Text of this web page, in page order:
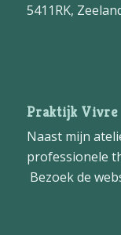
5411RK,
Praktijk Vivre
Naast mijn
professionele
Bezoek de